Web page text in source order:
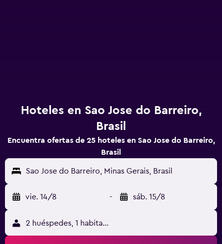
Hoteles en Sao Jose do Barreiro,
Brasil
Encuentra ofertas de 25 hoteles en Sao Jose do Barreiro,
Brasil
Sao Jose do Barreiro, Minas Gerais, Brasil
vie. 14/8 - sáb. 15/8
2 huéspedes, 1 habitación